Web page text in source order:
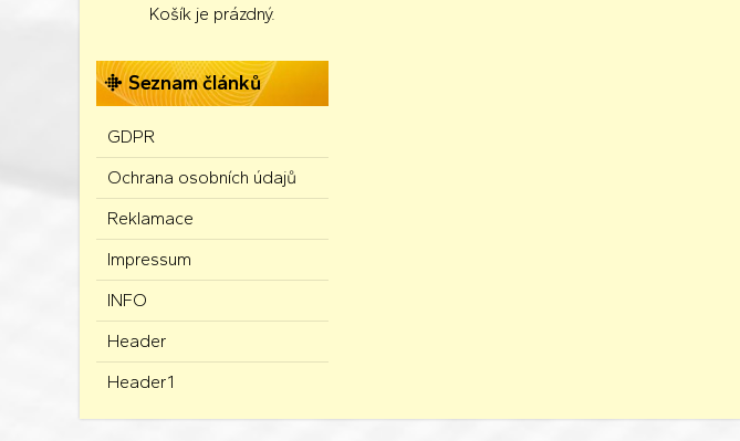
Košík je prázdný.
Seznam článků
GDPR
Ochrana osobních údajů
Reklamace
Impressum
INFO
Header
Header1